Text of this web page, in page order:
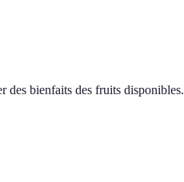
des bienfaits des fruits disponibles.